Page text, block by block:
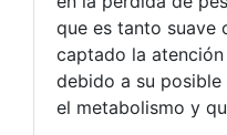
que es tanto suave
captado la
debido a su
el metabolismo y